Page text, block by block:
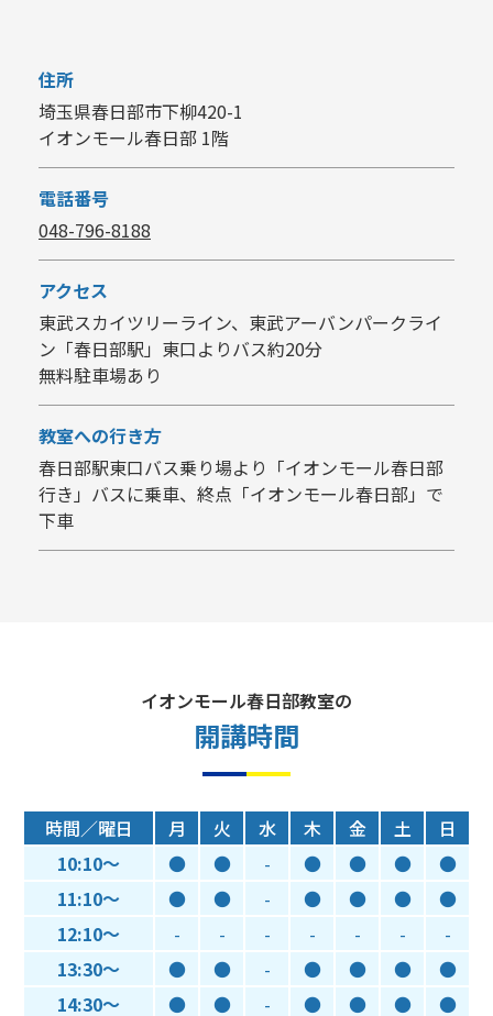
住所
埼玉県春日部市下柳420-1
イオンモール春日部 1階
電話番号
048-796-8188
アクセス
東武スカイツリーライン、東武アーバンパークライ
ン「春日部駅」東口よりバス約20分
無料駐車場あり
教室への行き方
春日部駅東口バス乗り場より「イオンモール春日部
行き」バスに乗車、終点「イオンモール春日部」で
下車
イオンモール春日部教室の
開講時間
時間／曜日 月 火 水 木 金 土
日
10:10～
● ● - ● ● ●
●
11:10～
● ● - ● ● ●
●
12:10～
- - - - - -
-
13:30～
● ● - ● ● ●
●
14:30～
● ● - ● ● ●
●